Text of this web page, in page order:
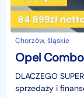
Chorzów, śląskie
DLACZEGO
sprzedaży i